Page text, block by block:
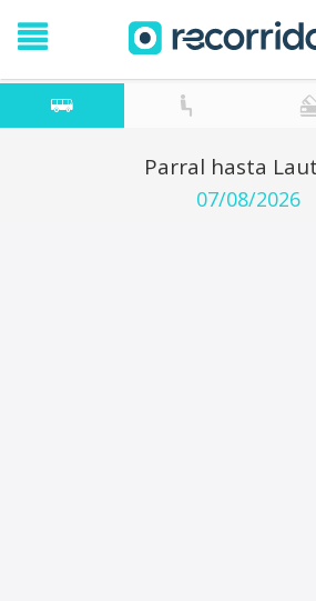
Parral hasta
07/08/2026